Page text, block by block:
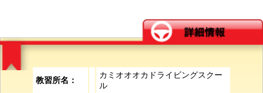
教習所名：
カミオオオカドライビングスクー
ル